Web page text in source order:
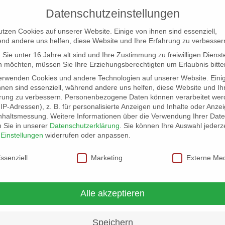
LOCATION SCOUT ELB-LOCATION: PANORAMA
Datenschutzeinstellungen
Cookies auf unserer Website. Einige von ihnen sind essenziell,
andere uns helfen, diese Website und Ihre Erfahrung zu
Sie unter 16 Jahre alt sind und Ihre Zustimmung zu freiwilligen
möchten, müssen Sie Ihre Erziehungsberechtigten um Erlaubnis
Cookies und andere Technologien auf unserer Website.
sind essenziell, während andere uns helfen, diese Website und
zu verbessern.
Personenbezogene Daten können verarbeitet
Adressen), z. B. für personalisierte Anzeigen und Inhalte oder
Weitere Informationen über die Verwendung Ihrer
Sie in unserer Datenschutzerklärung
Sie können Ihre Auswahl
Einstellungen widerrufen oder anpassen.
Marketing Externe
Alle akzeptieren
Speichern